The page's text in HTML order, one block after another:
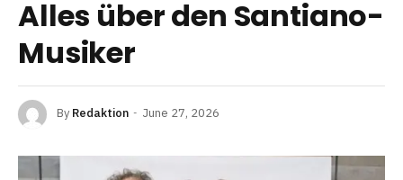
Alles über den Santiano-
Musiker
By Redaktion June 27, 2026